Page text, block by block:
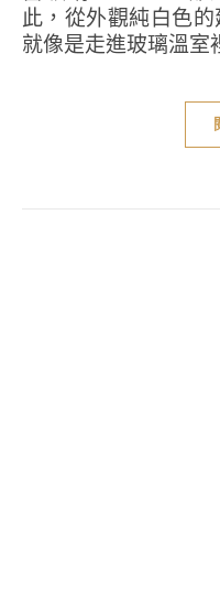
此，從外觀純白色
就像是走進玻璃溫室